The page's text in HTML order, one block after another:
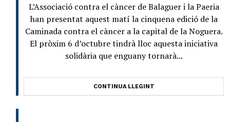
L’Associació contra el càncer de Balaguer i la Paeria
han presentat aquest matí la cinquena edició de la
Caminada contra el càncer a la capital de la Noguera.
El pròxim 6 d’octubre tindrà lloc aquesta iniciativa
solidària que enguany tornarà...
CONTINUA LLEGINT